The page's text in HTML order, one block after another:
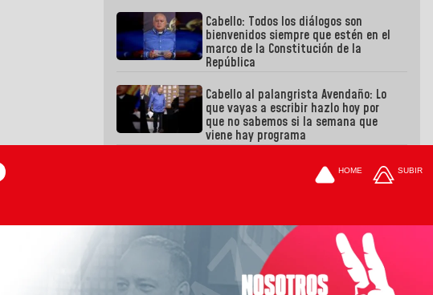
Cabello: Todos los diálogos son
bienvenidos siempre que estén en el
marco de la Constitución de la
República
Cabello al palangrista Avendaño: Lo
que vayas a escribir hazlo hoy por
que no sabemos si la semana que
viene hay programa
HOME SUBIR